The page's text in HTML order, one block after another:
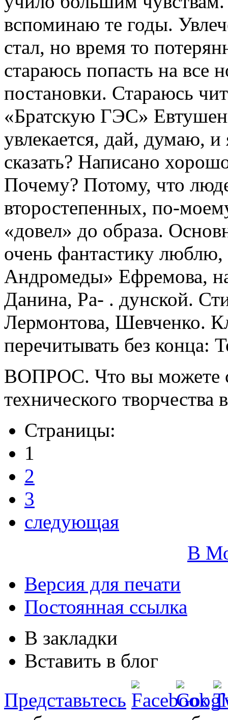
вспоминаю те годы.
стал, но время то
стараюсь попасть на все
постановки. Стараюсь
«Братскую ГЭС»
увлекается, дай, думаю,
сказать? Написано
Почему? Потому, что
второстепенных, по-
«довел» до образа.
очень фантастику
Андромеды» Ефремова,
Данина, Ра- . дунской.
Лермонтова, Шевченко.
перечитывать без конца:
ВОПРОС. Что вы можете
технического
Страницы:
1
2
3
следующая
В
Версия для печати
Постоянная ссылка
В закладки
Вставить в блог
Представьтесь